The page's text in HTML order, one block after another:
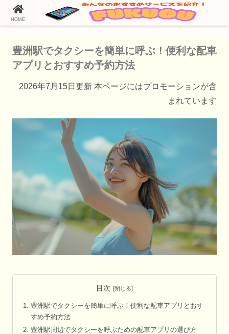
ホーム タクシー配車アプリ
豊洲駅でタクシーを簡単に呼ぶ！便利な配車
アプリとおすすめ予約方法
2026年7月15日更新 本ページにはプロモーションが含
まれています
目次
豊洲駅でタクシーを簡単に呼ぶ！便利な配車アプリとおす
すめ予約方法
豊洲駅周辺でタクシーを呼ぶための配車アプリの選び方
HOME